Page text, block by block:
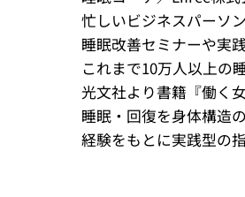
忙しいビジネスパーソ
睡眠改善セミナーや実
これまで10万人以上の
光文社より書籍『働く
睡眠・回復を身体構造
経験をもとに実践型の指